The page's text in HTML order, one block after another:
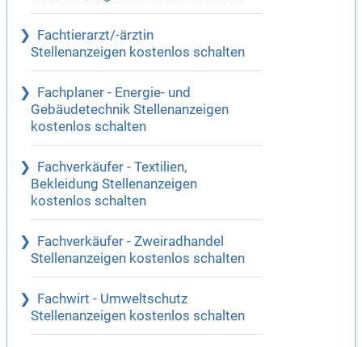
Fachtierarzt/-ärztin
Stellenanzeigen kostenlos schalten
Fachplaner - Energie- und
Gebäudetechnik Stellenanzeigen
kostenlos schalten
Fachverkäufer - Textilien,
Bekleidung Stellenanzeigen
kostenlos schalten
Fachverkäufer - Zweiradhandel
Stellenanzeigen kostenlos schalten
Fachwirt - Umweltschutz
Stellenanzeigen kostenlos schalten